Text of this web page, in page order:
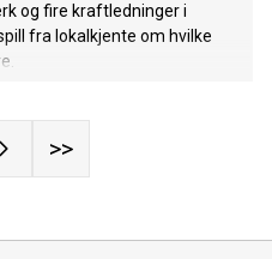
og fire kraftledninger i
fra lokalkjente om hvilke
>>